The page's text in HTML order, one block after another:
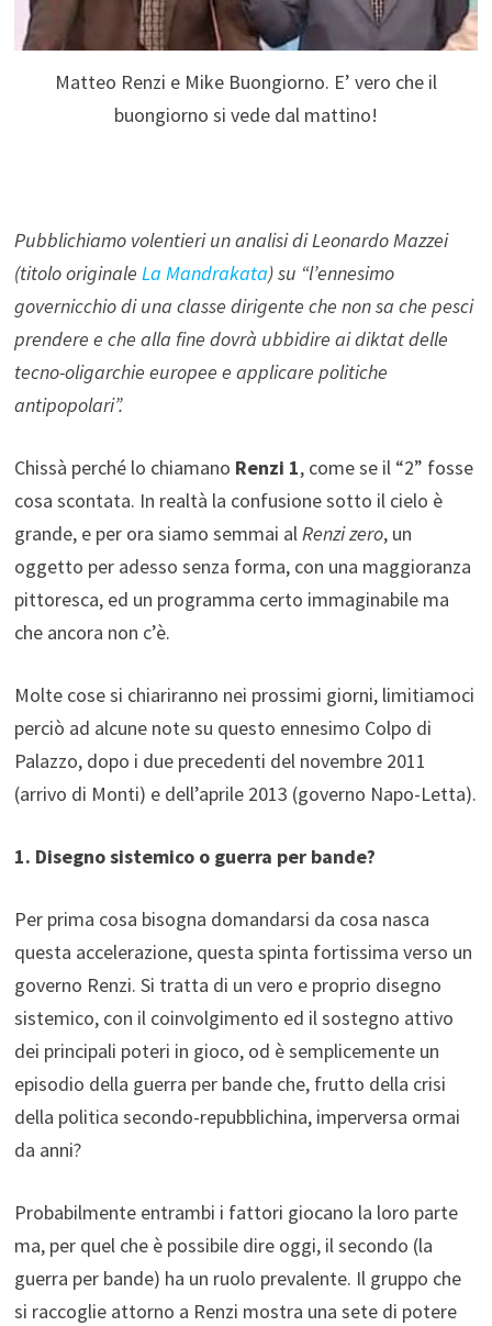
Matteo Renzi e Mike Buongiorno. E’ vero che il
buongiorno si vede dal mattino!
Pubblichiamo volentieri un analisi di Leonardo Mazzei
(titolo originale La Mandrakata) su “l’ennesimo
governicchio di una classe dirigente che non sa che pesci
prendere e che alla fine dovrà ubbidire ai diktat delle
tecno-oligarchie europee e applicare politiche
antipopolari”.
Chissà perché lo chiamano Renzi 1, come se il “2” fosse
cosa scontata. In realtà la confusione sotto il cielo è
grande, e per ora siamo semmai alRenzi zero, un
oggetto per adesso senza forma, con una maggioranza
pittoresca, ed un programma certo immaginabile ma
che ancora non c’è.
Molte cose si chiariranno nei prossimi giorni, limitiamoci
perciò ad alcune note su questo ennesimo Colpo di
Palazzo, dopo i due precedenti del novembre 2011
(arrivo di Monti) e dell’aprile 2013 (governo Napo-Letta).
1. Disegno sistemico o guerra per bande?
Per prima cosa bisogna domandarsi da cosa nasca
questa accelerazione, questa spinta fortissima verso un
governo Renzi. Si tratta di un vero e proprio disegno
sistemico, con il coinvolgimento ed il sostegno attivo
dei principali poteri in gioco, od è semplicemente un
episodio della guerra per bande che, frutto della crisi
della politica secondo-repubblichina, imperversa ormai
da anni?
Probabilmente entrambi i fattori giocano la loro parte
ma, per quel che è possibile dire oggi, il secondo (la
guerra per bande) ha un ruolo prevalente. Il gruppo che
si raccoglie attorno a Renzi mostra una sete di potere